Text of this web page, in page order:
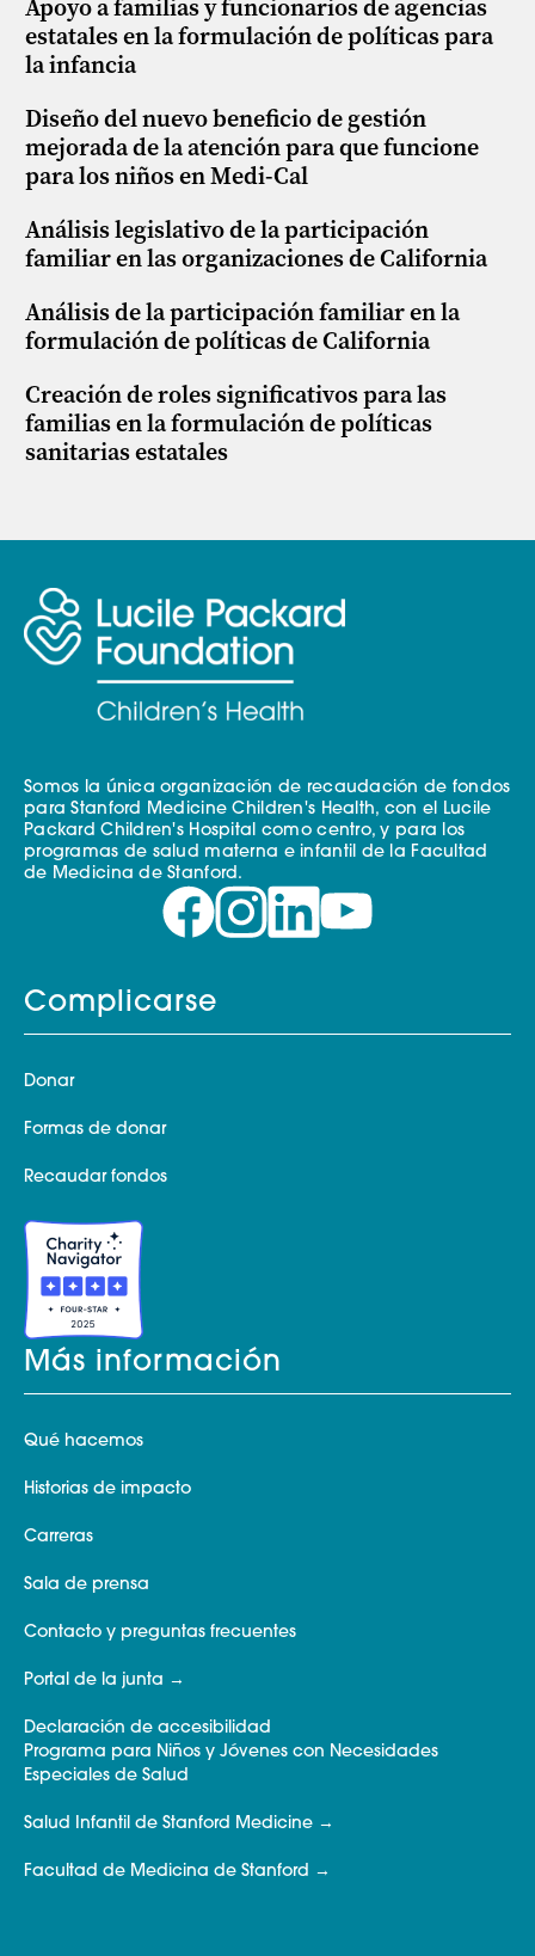
Apoyo a familias y funcionarios de agencias
estatales en la formulación de políticas para
la infancia
Diseño del nuevo beneficio de gestión
mejorada de la atención para que funcione
para los niños en Medi-Cal
Análisis legislativo de la participación
familiar en las organizaciones de California
Análisis de la participación familiar en la
formulación de políticas de California
Creación de roles significativos para las
familias en la formulación de políticas
sanitarias estatales
Somos la única organización de recaudación de fondos
para Stanford Medicine Children's Health, con el Lucile
Packard Children's Hospital como centro, y para los
programas de salud materna e infantil de la Facultad
de Medicina de Stanford.
Complicarse
Donar
Formas de donar
Recaudar fondos
Más información
Qué hacemos
Historias de impacto
Carreras
Sala de prensa
Contacto y preguntas frecuentes
Portal de la junta
Declaración de accesibilidad
Programa para Niños y Jóvenes con Necesidades
Especiales de Salud
Salud Infantil de Stanford Medicine
Facultad de Medicina de Stanford